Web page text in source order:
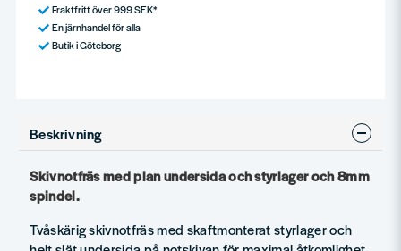
Fraktfritt över 999 SEK*
En järnhandel för alla
Butik i Göteborg
Beskrivning
Skivnotfräs med plan undersida och styrlager och 8mm
spindel.
Tvåskärig skivnotfräs med skaftmonterat styrlager och